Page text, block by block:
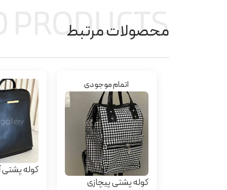
محصولات مرتبط
PRODUCTS
اتمام موجودی
کوله پشتی پیچازی
کوله پشتی